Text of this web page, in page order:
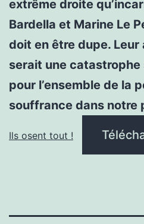
extrême droite
Bardella et Marine Le
doit en être dupe.
serait une
pour l’ensemble de la
souffrance dans notre
Ils osent tout !